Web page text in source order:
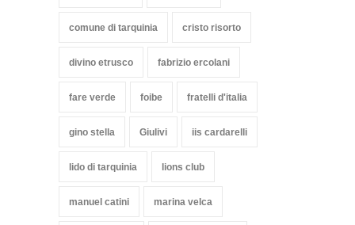
comune di tarquinia cristo risorto
divino etrusco fabrizio ercolani
fare verde foibe fratelli d'italia
gino stella Giulivi iis cardarelli
lido di tarquinia lions club
manuel catini marina velca